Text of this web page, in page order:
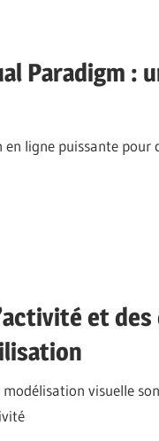
Paradigm :
ligne puissante
et
visuelle